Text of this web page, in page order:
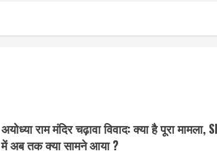
अयोध्या राम मंदिर चढ़ावा विवाद: क्या है पूरा मामला,
में अब तक क्या सामने आया ?